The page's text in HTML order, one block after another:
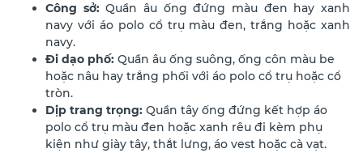
Công sở:Quần âu ống đứng màu đen hay xanh
navy với áo polo cổ trụ màu đen, trắng hoặc xanh
navy.
Đi dạo phố: Quần âu ống suông, ống côn màu be
hoặc nâu hay trắng phối với áo polo cổ trụ hoặc cổ
tròn.
Dịp trang trọng: Quần tây ống đứng kết hợp áo
polo cổ trụ màu đen hoặc xanh rêu đi kèm phụ
kiện như giày tây, thắt lưng, áo vest hoặc cà vạt.